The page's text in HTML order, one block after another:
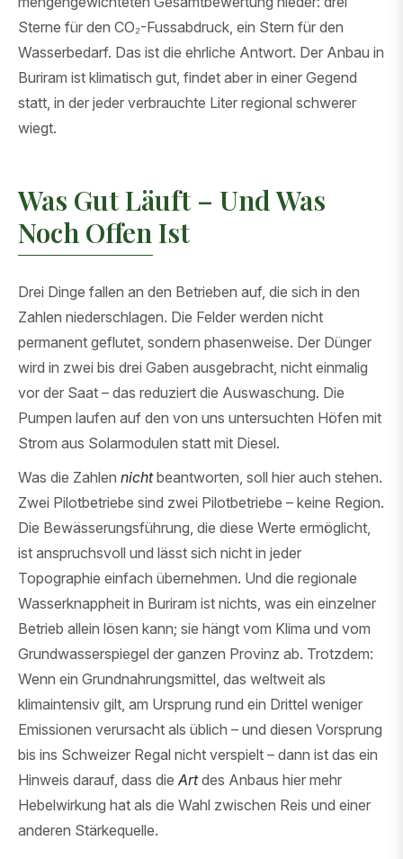
Sterne für den CO₂-Fussabdruck, ein Stern für den
Wasserbedarf. Das ist die ehrliche Antwort. Der Anbau in
Buriram ist klimatisch gut, findet aber in einer Gegend
statt, in der jeder verbrauchte Liter regional schwerer
wiegt.
Was Gut Läuft – Und Was
Noch Offen Ist
Drei Dinge fallen an den Betrieben auf, die sich in den
Zahlen niederschlagen. Die Felder werden nicht
permanent geflutet, sondern phasenweise. Der Dünger
wird in zwei bis drei Gaben ausgebracht, nicht einmalig
vor der Saat – das reduziert die Auswaschung. Die
Pumpen laufen auf den von uns untersuchten Höfen mit
Strom aus Solarmodulen statt mit Diesel.
Was die Zahlen nichtbeantworten, soll hier auch stehen.
Zwei Pilotbetriebe sind zwei Pilotbetriebe – keine Region.
Die Bewässerungsführung, die diese Werte ermöglicht,
ist anspruchsvoll und lässt sich nicht in jeder
Topographie einfach übernehmen. Und die regionale
Wasserknappheit in Buriram ist nichts, was ein einzelner
Betrieb allein lösen kann; sie hängt vom Klima und vom
Grundwasserspiegel der ganzen Provinz ab. Trotzdem:
Wenn ein Grundnahrungsmittel, das weltweit als
klimaintensiv gilt, am Ursprung rund ein Drittel weniger
Emissionen verursacht als üblich – und diesen Vorsprung
bis ins Schweizer Regal nicht verspielt – dann ist das ein
Hinweis darauf, dass dieArtdes Anbaus hier mehr
Hebelwirkung hat als die Wahl zwischen Reis und einer
anderen Stärkequelle.